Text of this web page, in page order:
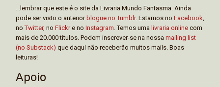
...lembrar que este é o site da Livraria Mundo Fantasma. Ainda
pode ser visto o anteriorblogue no Tumblr. Estamos no Facebook
noTwitter, no Flickre no Instagram . Temos uma livraria online com
mais de 20.000 títulos. Podem inscrever-se na nossa mailing list
(no Substack) que daqui não receberão muitos mails. Boas
leituras!
Apoio